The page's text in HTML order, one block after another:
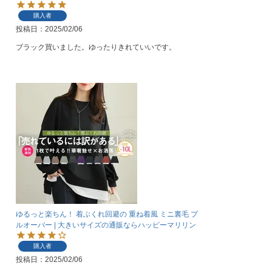
購入者
投稿日 2025/02/06
ブラック買いました。ゆったりきれていいです。
ゆるっと楽ちん！ 着ぶくれ回避の 重ね着風 ミニ裏毛 プ
ルオーバー | 大きいサイズの通販ならハッピーマリリン
購入者
投稿日 2025/02/06